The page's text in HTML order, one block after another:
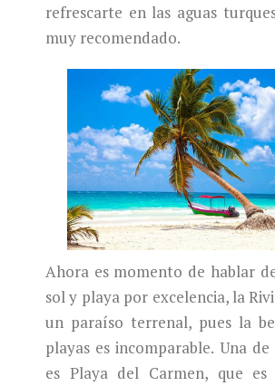
refrescarte en las aguas
muy recomendado.
Ahora es momento de hablar
sol y playa por excelencia, la
un paraíso terrenal, pues la
playas es incomparable. Una
es Playa del Carmen, que es